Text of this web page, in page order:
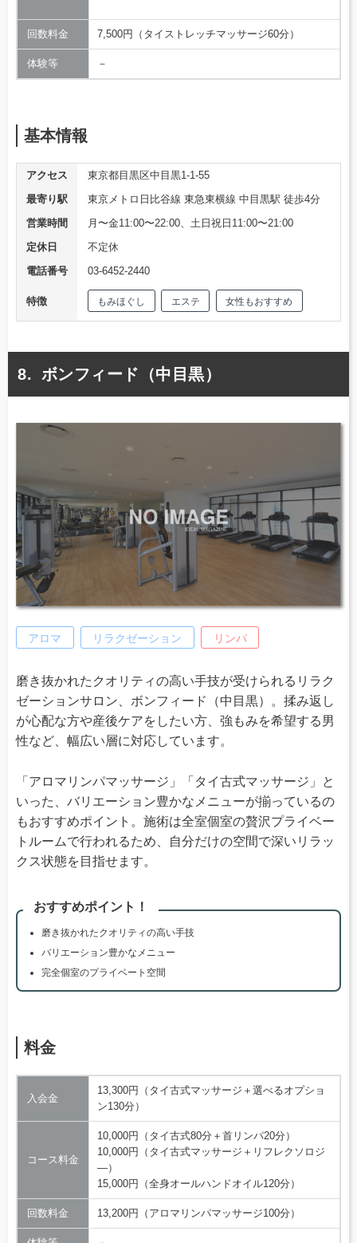
回数料金 7,500円（タイストレッチマッサージ60分）
体験等 －
基本情報
アクセス
東京都目黒区中目黒1-1-55
最寄り駅
東京メトロ日比谷線 東急東横線 中目黒駅 徒歩4分
営業時間
月〜金11:00〜22:00、土日祝日11:00〜21:00
定休日
不定休
電話番号
03-6452-2440
特徴 もみほぐし エステ 女性もおすすめ
ボンフィード（中目黒）
アロマ リラクゼーション リンパ
磨き抜かれたクオリティの高い手技が受けられるリラク
ゼーションサロン、ボンフィード（中目黒）。揉み返し
が心配な方や産後ケアをしたい方、強もみを希望する男
性など、幅広い層に対応しています。
「アロマリンパマッサージ」「タイ古式マッサージ」と
いった、バリエーション豊かなメニューが揃っているの
もおすすめポイント。施術は全室個室の贅沢プライベー
トルームで行われるため、自分だけの空間で深いリラッ
クス状態を目指せます。
おすすめポイント！
磨き抜かれたクオリティの高い手技
バリエーション豊かなメニュー
完全個室のプライベート空間
料金
入会金
13,300円（タイ古式マッサージ＋選べるオプショ
ン130分）
コース料金
10,000円（タイ古式80分＋首リンパ20分）
10,000円（タイ古式マッサージ＋リフレクソロジ
―）
15,000円（全身オールハンドオイル120分）
回数料金 13,200円（アロマリンパマッサージ100分）